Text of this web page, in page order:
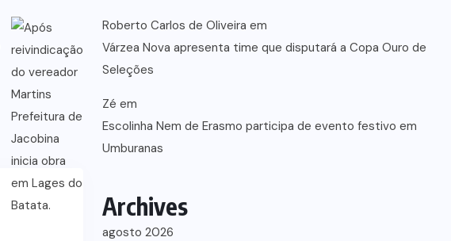
Roberto Carlos de Oliveira em
Várzea Nova apresenta time que disputará a Copa Ouro de
Seleções
Zé em
Escolinha Nem de Erasmo participa de evento festivo em
Umburanas
Archives
agosto 2026